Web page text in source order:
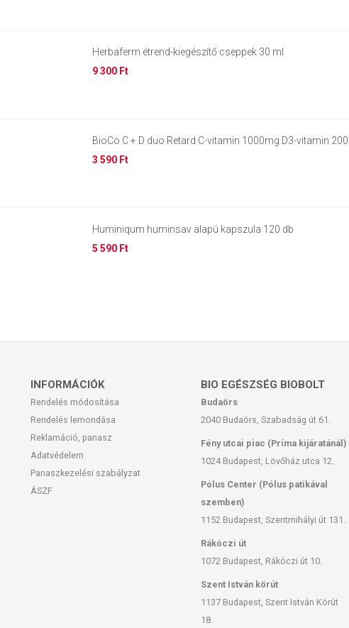
Herbaferm étrend-kiegészítő cseppek 30 ml
9 300 Ft
BioCo C + D duo Retard C-vitamin 1000mg D3-vitamin
3 590 Ft
Huminiqum huminsav alapú kapszula 120 db
5 590 Ft
INFORMÁCIÓK
Rendelés módosítása
Rendelés lemondása
Reklamáció, panasz
Adatvédelem
Panaszkezelési szabályzat
ÁSZF
BIO EGÉSZSÉG BIOBOLT
Budaörs
2040 Budaörs, Szabadság út 61.
Fény utcai piac (Príma kijáratánál)
1024 Budapest, Lövőház utca 12.
Pólus Center (Pólus patikával
szemben)
1152 Budapest, Szentmihályi út 131.
Rákóczi út
1072 Budapest, Rákóczi út 10.
Szent István körút
1137 Budapest, Szent István Körút
18.